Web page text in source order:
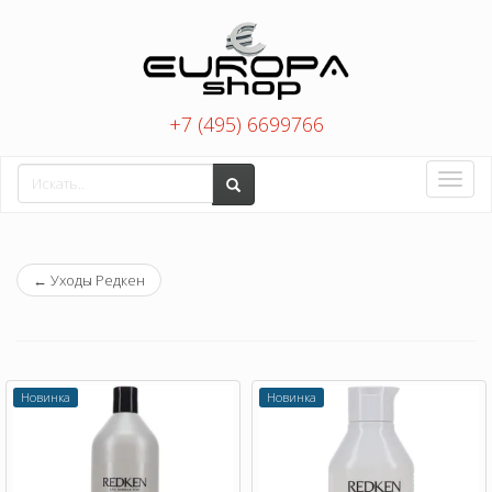
+7 (495) 6699766
Toggle
← Уходы Редкен
Новинка Новинка